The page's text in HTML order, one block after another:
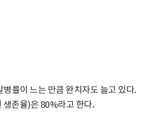
률이 느는 만큼 완치자도 늘고 있다.
생존율)은 80%라고 한다.